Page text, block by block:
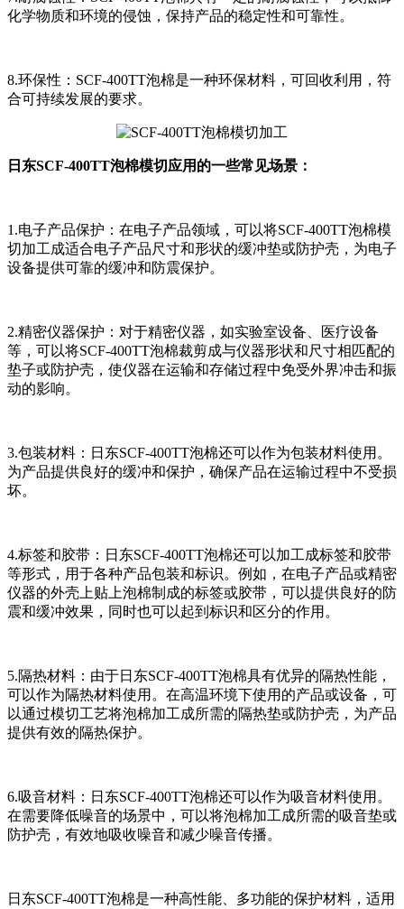
化学物质和环境的侵蚀，保持产品的稳定性和可靠性。
8.环保性：SCF-400TT泡棉是一种环保材料，可回收利用，符
合可持续发展的要求。
日东SCF-400TT泡棉模切应用的一些常见场景：
1.电子产品保护：在电子产品领域，可以将SCF-400TT泡棉模
切加工成适合电子产品尺寸和形状的缓冲垫或防护壳，为电子
设备提供可靠的缓冲和防震保护。
2.精密仪器保护：对于精密仪器，如实验室设备、医疗设备
等，可以将SCF-400TT泡棉裁剪成与仪器形状和尺寸相匹配的
垫子或防护壳，使仪器在运输和存储过程中免受外界冲击和振
动的影响。
3.包装材料：日东SCF-400TT泡棉还可以作为包装材料使用。
为产品提供良好的缓冲和保护，确保产品在运输过程中不受损
坏。
4.标签和胶带：日东SCF-400TT泡棉还可以加工成标签和胶带
等形式，用于各种产品包装和标识。例如，在电子产品或精密
仪器的外壳上贴上泡棉制成的标签或胶带，可以提供良好的防
震和缓冲效果，同时也可以起到标识和区分的作用。
5.隔热材料：由于日东SCF-400TT泡棉具有优异的隔热性能，
可以作为隔热材料使用。在高温环境下使用的产品或设备，可
以通过模切工艺将泡棉加工成所需的隔热垫或防护壳，为产品
提供有效的隔热保护。
6.吸音材料：日东SCF-400TT泡棉还可以作为吸音材料使用。
在需要降低噪音的场景中，可以将泡棉加工成所需的吸音垫或
防护壳，有效地吸收噪音和减少噪音传播。
日东SCF-400TT泡棉是一种高性能、多功能的保护材料，适用